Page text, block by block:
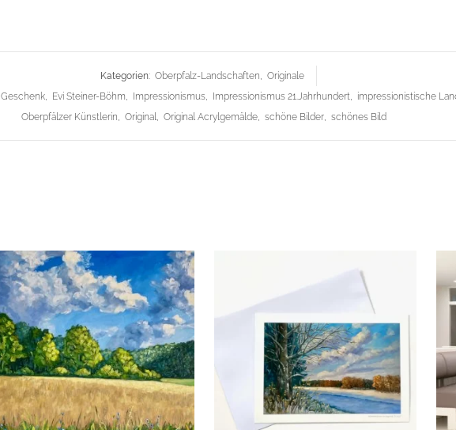
Kategorien: Oberpfalz-Landschaften, Originale
, Evi Steiner-Böhm, Impressionismus, Impressionismus 21.Jahrhundert, impressionistische
Oberpfälzer Künstlerin, Original, Original Acrylgemälde, schöne Bilder, schönes Bild